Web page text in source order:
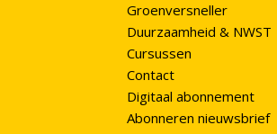
Groenversneller
Duurzaamheid & NWST
Cursussen
Contact
Digitaal abonnement
Abonneren nieuwsbrief